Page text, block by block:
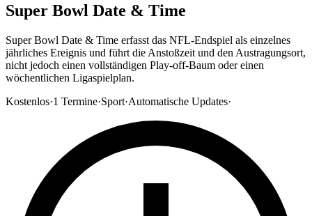
Super Bowl Date & Time
Super Bowl Date & Time erfasst das NFL-Endspiel als einzelnes
jährliches Ereignis und führt die Anstoßzeit und den Austragungsort,
nicht jedoch einen vollständigen Play-off-Baum oder einen
wöchentlichen Ligaspielplan.
Kostenlos·1 Termine·Sport·Automatische Updates·